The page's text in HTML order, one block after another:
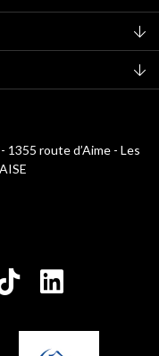
1355 route d’Aime - Les